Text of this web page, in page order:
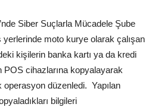
Siber Suçlarla Mücadele Şube
yerlerinde moto kurye olarak çalışan
kişilerin banka kartı ya da kredi
POS cihazlarına kopyalayarak
operasyon düzenledi. Yapılan
bilgileri